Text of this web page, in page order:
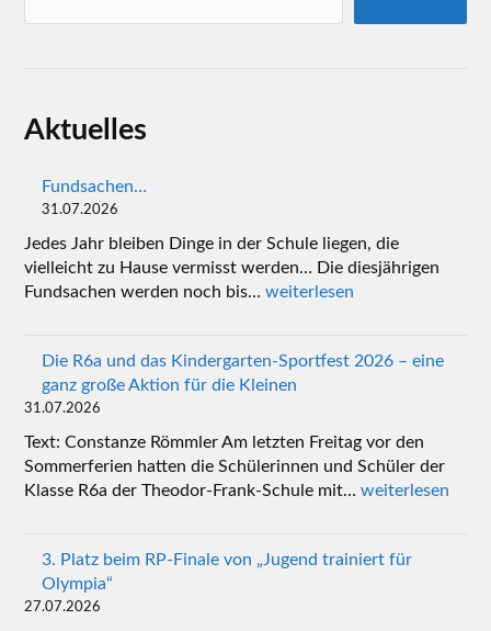
Aktuelles
Fundsachen…
31.07.2026
Jedes Jahr bleiben Dinge in der Schule liegen, die
vielleicht zu Hause vermisst werden… Die diesjährigen
Fundsachen werden noch bis…weiterlesen
Die R6a und das Kindergarten-Sportfest 2026 – eine
ganz große Aktion für die Kleinen
31.07.2026
Text: Constanze Römmler Am letzten Freitag vor den
Sommerferien hatten die Schülerinnen und Schüler der
Klasse R6a der Theodor-Frank-Schule mit…weiterlesen
3. Platz beim RP-Finale von „Jugend trainiert für
Olympia“
27.07.2026